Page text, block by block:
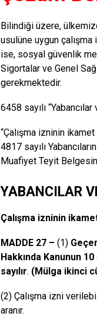
Bilindiği üzere,
usulüne uygun çalışma
ise, sosyal güvenlik
Sigortalar ve Genel
gerekmektedir.
6458 sayılı
“Çalışma izninin
4817 sayılı
Muafiyet Teyit
YABANCILAR
Çalışma izninin
MADDE 27 – (1)
Hakkında Kanunun
sayılır. (Mülga ikinci
(2) Çalışma izni
aranır.